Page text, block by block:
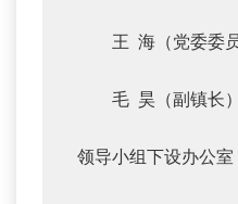
王 海（党委委员
毛 昊（副镇长）
领导小组下设办公